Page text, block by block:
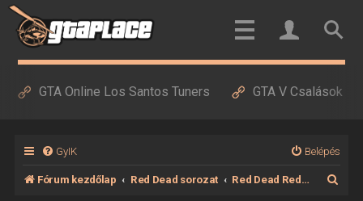
GTA Online Los Santos Tuners GTA V Csalások
GyIK Belépés
Fórum kezdőlap Red Dead sorozat Red Dead Redemption